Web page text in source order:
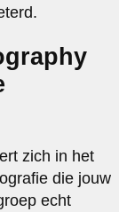
zich in het
die jouw
echt